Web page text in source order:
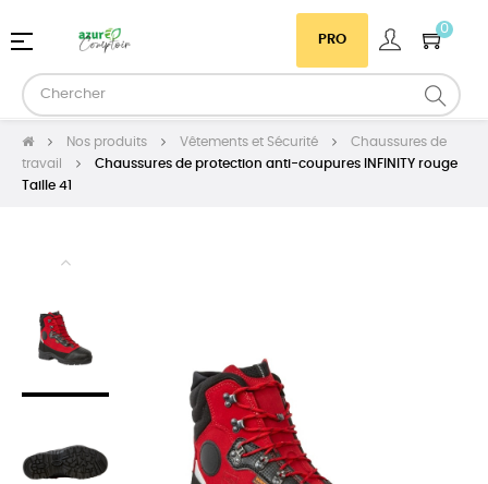
PRO
0
Basculer
navigation
☰
Nos produits Vêtements et Sécurité
Chaussures de
travail
Chaussures de protection anti-coupures INFINITY rouge
Taille 41